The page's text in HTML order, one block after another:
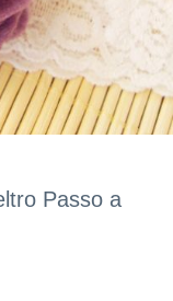
Passo a